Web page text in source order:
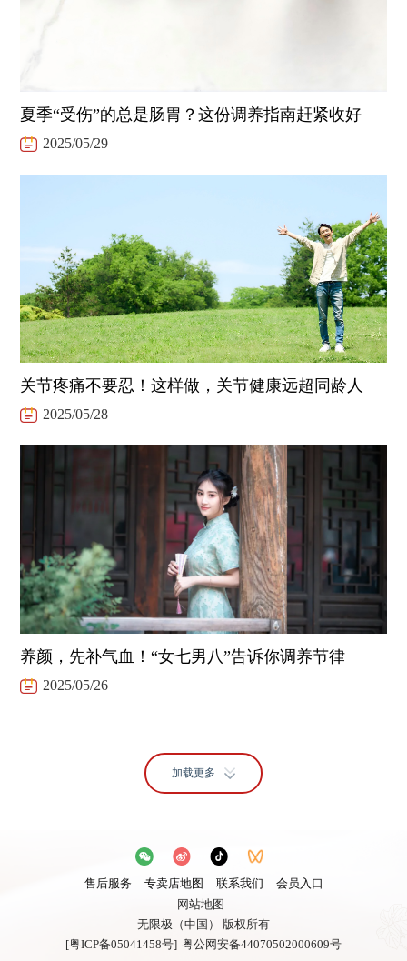
夏季“受伤”的总是肠胃？这份调养指南赶紧收好
2025/05/29
关节疼痛不要忍！这样做，关节健康远超同龄人
2025/05/28
养颜，先补气血！“女七男八”告诉你调养节律
2025/05/26
加载更多
售后服务 专卖店地图 联系我们
会员入口
网站地图
无限极（中国） 版权所有
[粤ICP备05041458号] 粤公网安备44070502000609号